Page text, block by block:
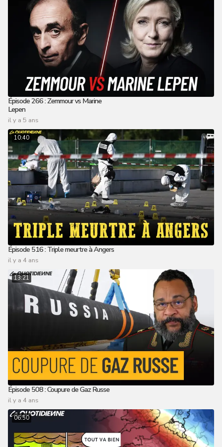
Épisode 266 : Zemmour vs Marine
Lepen
il y a 5 ans
10:40
Épisode 516 : Triple meurtre à Angers
il y a 4 ans
13:21
Épisode 508 : Coupure de Gaz Russe
il y a 4 ans
06:50